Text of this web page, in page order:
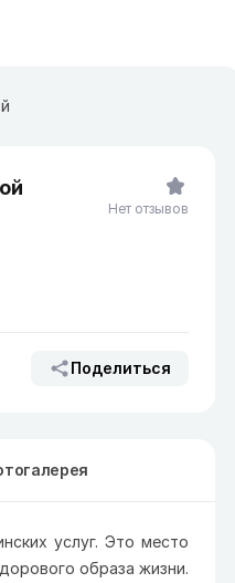
Поделиться
Нет отзывов
услуг. Это место
образа жизни.